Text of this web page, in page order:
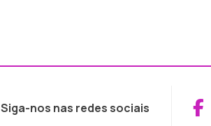
Siga-nos nas redes sociais